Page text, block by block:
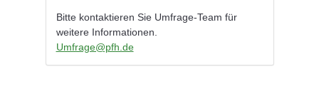
Bitte kontaktieren Sie Umfrage-Team für
weitere Informationen.
Umfrage@pfh.de